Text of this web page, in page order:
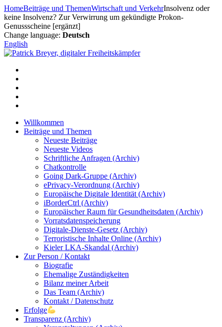
Zum
Inhalt
springen
HomeBeiträge und ThemenWirtschaft und VerkehrInsolvenz oder
keine Insolvenz? Zur Verwirrung um gekündigte Prokon-
Genussscheine [ergänzt]
Change language: Deutsch
English
Willkommen
Beiträge und Themen
Neueste Beiträge
Neueste Videos
Schriftliche Anfragen (Archiv)
Chatkontrolle
Going Dark-Gruppe (Archiv)
ePrivacy-Verordnung (Archiv)
Europäische Digitale Identität (Archiv)
iBorderCtrl (Archiv)
Europäischer Raum für Gesundheitsdaten (Archiv)
Vorratsdatenspeicherung
Digitale-Dienste-Gesetz (Archiv)
Terroristische Inhalte Online (Archiv)
Kieler LKA-Skandal (Archiv)
Zur Person / Kontakt
Biografie
Ehemalige Zuständigkeiten
Bilanz meiner Arbeit
Das Team (Archiv)
Kontakt / Datenschutz
Erfolge
Transparenz (Archiv)